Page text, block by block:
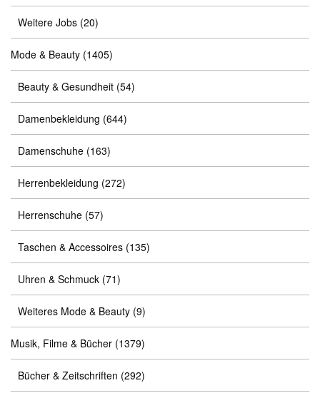
Weitere Jobs (20)
Mode & Beauty (1405)
Beauty & Gesundheit (54)
Damenbekleidung (644)
Damenschuhe (163)
Herrenbekleidung (272)
Herrenschuhe (57)
Taschen & Accessoires (135)
Uhren & Schmuck (71)
Weiteres Mode & Beauty (9)
Musik, Filme & Bücher (1379)
Bücher & Zeitschriften (292)